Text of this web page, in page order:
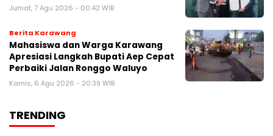
Jumat, 7 Agu 2026 - 00:42 WIB
Berita Karawang
Mahasiswa dan Warga Karawang
Apresiasi Langkah Bupati Aep Cepat
Perbaiki Jalan Ronggo Waluyo
Kamis, 6 Agu 2026 - 20:39 WIB
TRENDING